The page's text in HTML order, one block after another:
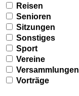
Reisen
Senioren
Sitzungen
Sonstiges
Sport
Vereine
Versammlungen
Vorträge